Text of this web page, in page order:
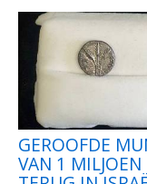
GEROOFDE
VAN 1 MILJOEN